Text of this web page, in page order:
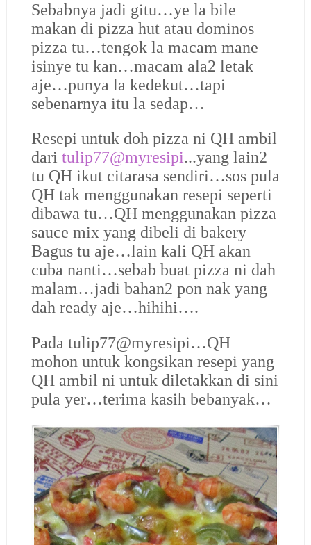
Sebabnya jadi gitu…ye la bile
makan di pizza hut atau dominos
pizza tu…tengok la macam mane
isinye tu kan…macam ala2 letak
aje…punya la kedekut…tapi
sebenarnya itu la sedap…
Resepi untuk doh pizza ni QH ambil
dari tulip77@myresipi...yang lain2
tu QH ikut citarasa sendiri…sos pula
QH tak menggunakan resepi seperti
dibawa tu…QH menggunakan pizza
sauce mix yang dibeli di bakery
Bagus tu aje…lain kali QH akan
cuba nanti…sebab buat pizza ni dah
malam…jadi bahan2 pon nak yang
dah ready aje…hihihi….
Pada tulip77@myresipi…QH
mohon untuk kongsikan resepi yang
QH ambil ni untuk diletakkan di sini
pula yer…terima kasih bebanyak…